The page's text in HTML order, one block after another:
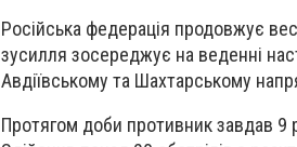
Російська федерація продовжує
зусилля зосереджує на веденні
Авдіївському та Шахтарському
Протягом доби противник завдав 9